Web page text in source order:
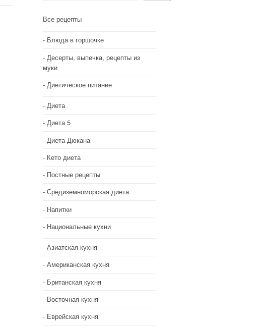
Все рецепты
Блюда в горшочке
Десерты, выпечка, рецепты из
муки
Диетическое питание
Диета
Диета 5
Диета Дюкана
Кето диета
Постные рецепты
Средиземноморская диета
Напитки
Национальные кухни
Азиатская кухня
Американская кухня
Британская кухня
Восточная кухня
Еврейская кухня